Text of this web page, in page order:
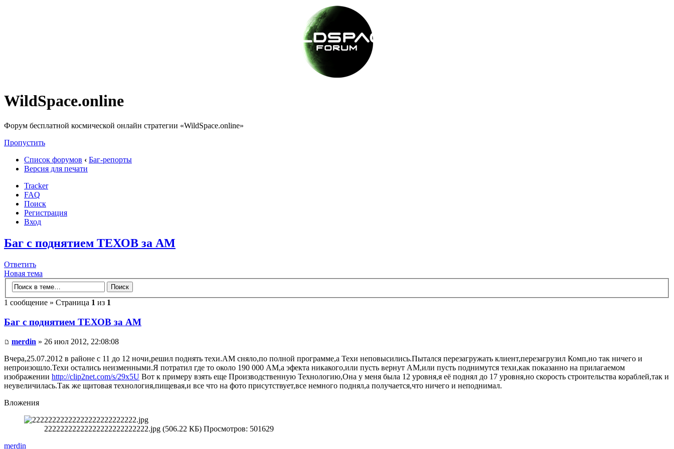
WildSpace.online
Форум бесплатной космической онлайн стратегии «WildSpace.online»
Пропустить
Список форумов ‹ Баг-репорты
Версия для печати
Tracker
FAQ
Поиск
Регистрация
Вход
Баг с поднятием ТЕХОВ за АМ
Ответить
Новая тема
1 сообщение » Страница 1 из 1
Баг с поднятием ТЕХОВ за АМ
merdin » 26 июл 2012, 22:08:08
Вчера,25.07.2012 в районе с 11 до 12 ночи,решил поднять техи.АМ сняло,по полной программе,а Техи неповысились.Пытался перезагружать клиент,перезагрузил Комп,но так ничего и
непроизошло.Техи остались неизменными.Я потратил где то около 190 000 АМ,а эфекта никакого,или пусть вернут АМ,или пусть поднимутся техи,как показанно на прилагаемом
изображении http://clip2net.com/s/29x5U Вот к примеру взять еще Производственную Технологию,Она у меня была 12 уровня,я её поднял до 17 уровня,но скорость строительства кораблей,так и
неувеличилась.Так же щитовая технология,пищевая,и все что на фото присутствует,все немного поднял,а получается,что ничего и неподнимал.
Вложения
22222222222222222222222222.jpg (506.22 КБ) Просмотров: 501629
merdin